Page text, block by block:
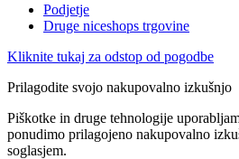
Podjetje
Druge niceshops trgovine
Kliknite tukaj za odstop od pogodbe
Prilagodite svojo nakupovalno izkušnjo
Piškotke in druge tehnologije
ponudimo prilagojeno nakupovalno
soglasjem.